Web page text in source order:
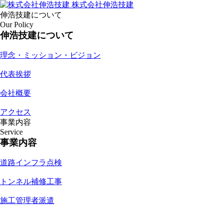
株式会社伸浩技建
伸浩技建について
Our Policy
伸浩技建について
理念・ミッション・ビジョン
代表挨拶
会社概要
アクセス
事業内容
Service
事業内容
道路インフラ点検
トンネル補修工事
施工管理者派遣